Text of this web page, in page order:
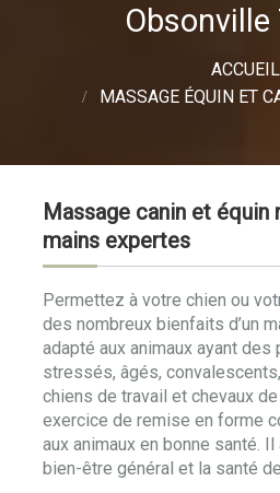
Obsonville
ACCUEIL
MASSAGE ÉQUIN ET
Massage canin et équin
mains expertes
Permettez à votre chien ou
des nombreux bienfaits d’un
adapté aux animaux ayant
stressés, âgés,
chiens de travail et chevaux
exercice de remise en forme
aux animaux en bonne santé.
bien-être général et la santé de